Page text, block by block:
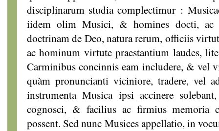
disciplinarum studia complectimur :
iidem olim Musici, & homines docti, ac
doctrinam de Deo, natura rerum, officiis
ac hominum virtute praestantium laudes,
Carminibus concinnis eam includere, & vel
quàm pronuncianti viciniore, tradere, vel
instrumenta Musica ipsi accinere
cognosci, & facilius ac firmius memoria
possent. Sed nunc Musices appellatio, in